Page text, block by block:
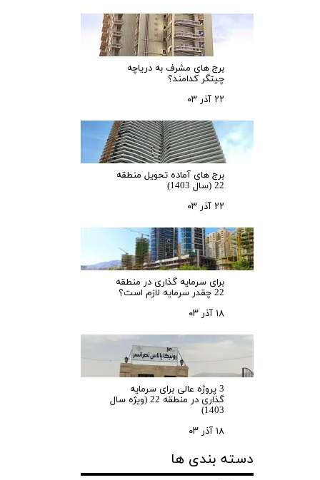
برج های مشرف به دریاچه
چیتگر کدامند؟
۲۲ آذر ۰۳
برج های آماده تحویل منطقه
22 (سال 1403)
۲۲ آذر ۰۳
برای سرمایه‌ گذاری در منطقه
22 چقدر سرمایه لازم است؟
۱۸ آذر ۰۳
3 پروژه عالی برای سرمایه
گذاری در منطقه 22 (ویژه سال
1403)
۱۸ آذر ۰۳
دسته بندی ها